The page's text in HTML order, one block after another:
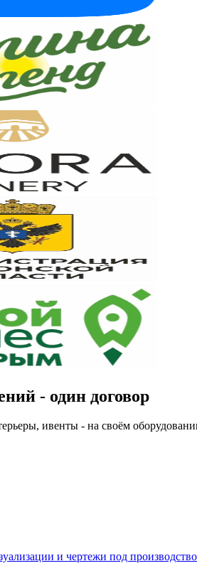
- один договор
ивенты - на своём
и чертежи под